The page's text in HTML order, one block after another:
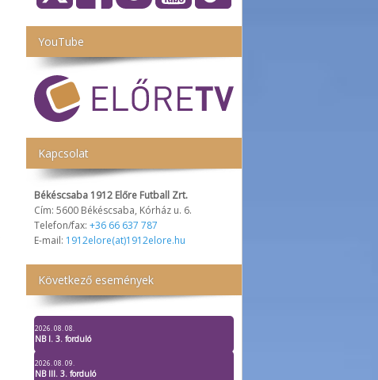
YouTube
Kapcsolat
Békéscsaba 1912 Előre Futball Zrt.
Cím: 5600 Békéscsaba, Kórház u. 6.
Telefon/fax: +36 66 637 787
E-mail: 1912elore(at)1912elore.hu
Következő események
2026. 08. 08.
NB I. 3. forduló
2026. 08. 09.
NB III. 3. forduló